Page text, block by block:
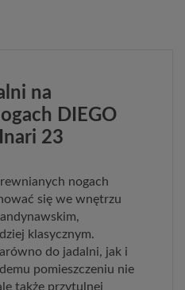
na
DIEGO
23
nogach
się we wnętrzu
klasycznym.
do jadalni, jak i
pomieszczeniu nie
także przytulnej